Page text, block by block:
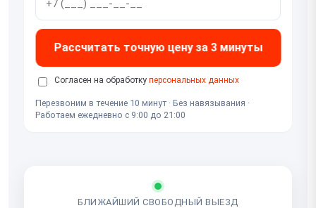
Рассчитать точную цену за 3 минуты
Согласен на обработку персональных данных
Перезвоним в течение 10 минут · Без навязывания ·
Работаем ежедневно с 9:00 до 21:00
БЛИЖАЙШИЙ СВОБОДНЫЙ ВЫЕЗД